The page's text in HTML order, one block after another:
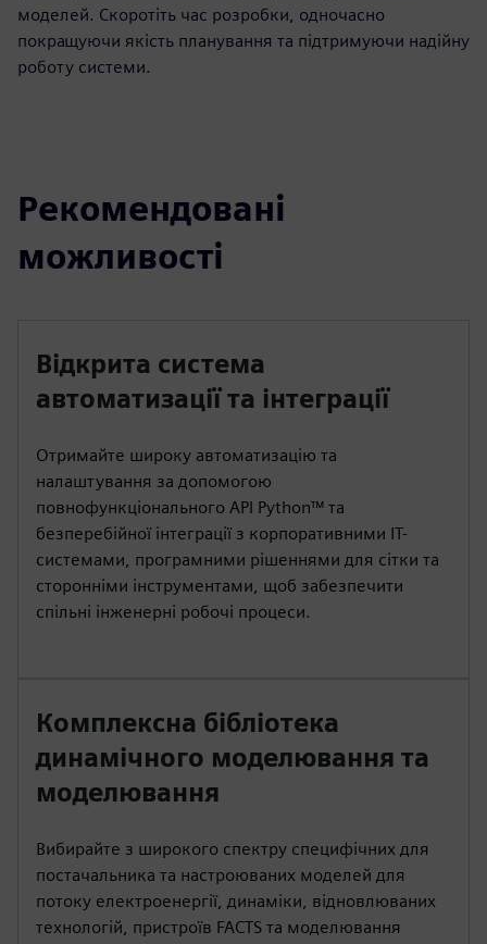
моделей. Скоротіть час розробки, одночасно
покращуючи якість планування та підтримуючи надійну
роботу системи.
Рекомендовані
можливості
Відкрита система
автоматизації та інтеграції
Отримайте широку автоматизацію та
налаштування за допомогою
повнофункціонального API Python™ та
безперебійної інтеграції з корпоративними ІТ-
системами, програмними рішеннями для сітки та
сторонніми інструментами, щоб забезпечити
спільні інженерні робочі процеси.
Комплексна бібліотека
динамічного моделювання та
моделювання
Вибирайте з широкого спектру специфічних для
постачальника та настроюваних моделей для
потоку електроенергії, динаміки, відновлюваних
технологій, пристроїв FACTS та моделювання